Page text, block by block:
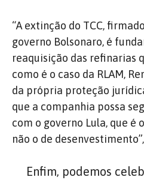
“A extinção do TCC,
governo Bolsonaro, é
reaquisição das refinarias
como é o caso da RLAM,
da própria proteção
que a companhia possa
com o governo Lula, que é
não o de
Enfim, podemos